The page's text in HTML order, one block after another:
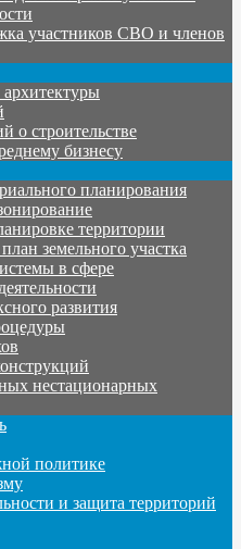
участников СВО и членов
о строительстве
бизнесу
планирования
территории
земельного участка
в сфере
развития
нестационарных
политике
и защита территорий